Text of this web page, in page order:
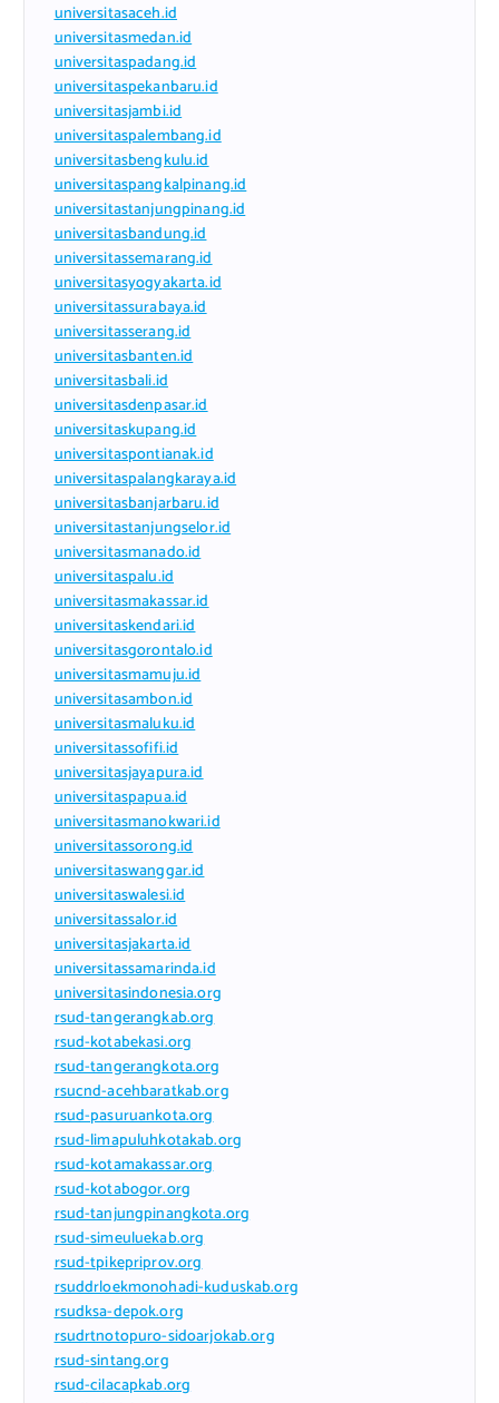
universitasaceh.id
universitasmedan.id
universitaspadang.id
universitaspekanbaru.id
universitasjambi.id
universitaspalembang.id
universitasbengkulu.id
universitaspangkalpinang.id
universitastanjungpinang.id
universitasbandung.id
universitassemarang.id
universitasyogyakarta.id
universitassurabaya.id
universitasserang.id
universitasbanten.id
universitasbali.id
universitasdenpasar.id
universitaskupang.id
universitaspontianak.id
universitaspalangkaraya.id
universitasbanjarbaru.id
universitastanjungselor.id
universitasmanado.id
universitaspalu.id
universitasmakassar.id
universitaskendari.id
universitasgorontalo.id
universitasmamuju.id
universitasambon.id
universitasmaluku.id
universitassofifi.id
universitasjayapura.id
universitaspapua.id
universitasmanokwari.id
universitassorong.id
universitaswanggar.id
universitaswalesi.id
universitassalor.id
universitasjakarta.id
universitassamarinda.id
universitasindonesia.org
rsud-tangerangkab.org
rsud-kotabekasi.org
rsud-tangerangkota.org
rsucnd-acehbaratkab.org
rsud-pasuruankota.org
rsud-limapuluhkotakab.org
rsud-kotamakassar.org
rsud-kotabogor.org
rsud-tanjungpinangkota.org
rsud-simeuluekab.org
rsud-tpikepriprov.org
rsuddrloekmonohadi-kuduskab.org
rsudksa-depok.org
rsudrtnotopuro-sidoarjokab.org
rsud-sintang.org
rsud-cilacapkab.org